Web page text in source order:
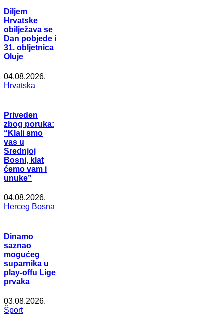
Diljem
Hrvatske
obilježava se
Dan pobjede i
31. obljetnica
Oluje
04.08.2026.
Hrvatska
Priveden
zbog poruka:
“Klali smo
vas u
Srednjoj
Bosni, klat
ćemo vam i
unuke”
04.08.2026.
Herceg Bosna
Dinamo
saznao
mogućeg
suparnika u
play-offu Lige
prvaka
03.08.2026.
Šport